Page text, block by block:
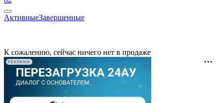
АктивныеЗавершенные
К сожалению, сейчас ничего нет в продаже
РЕКЛАМА